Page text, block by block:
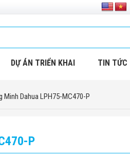
DỰ ÁN TRIỂN KHAI TIN TỨC
Minh Dahua LPH75-MC470-P
P